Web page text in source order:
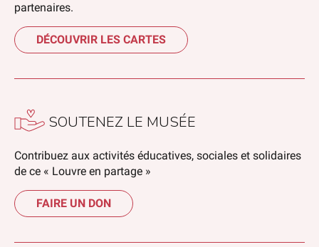
partenaires.
DÉCOUVRIR LES CARTES
SOUTENEZ LE MUSÉE
Contribuez aux activités éducatives, sociales et solidaires
de ce « Louvre en partage »
FAIRE UN DON